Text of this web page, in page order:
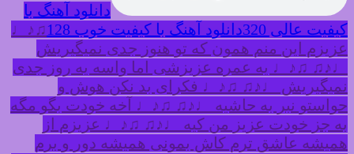
دانلود آهنگ با
عالی 320
دانلود آهنگ با کیفیت خوب 128
♫♪♩
این منم همون که تو هنوز جدی نمیگیریش
♫♪♩ یه عمره عزیزشی اما واسه یه روز جدی
♩♪♫ ♫♪♩ فکرای بد نکن هوش و
نبر به حاشیه ♩♪♫ ♫♪♩ آخه خودت بگو مگه
جز خودت عزیز من کیه ♩♪♫ ♫♪♩ عزیزم از
عاشق ترم کاش بمونی همیشه دور و برم